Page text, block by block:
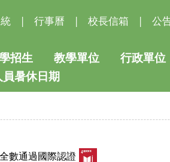
數通過國際認證
| 行事曆 | 校長信箱 | 公
招生 教學單位 行政單位
暑休日期